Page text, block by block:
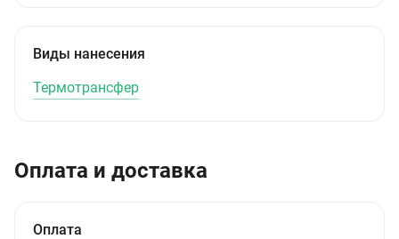
Виды нанесения
Термотрансфер
Оплата и доставка
Оплата